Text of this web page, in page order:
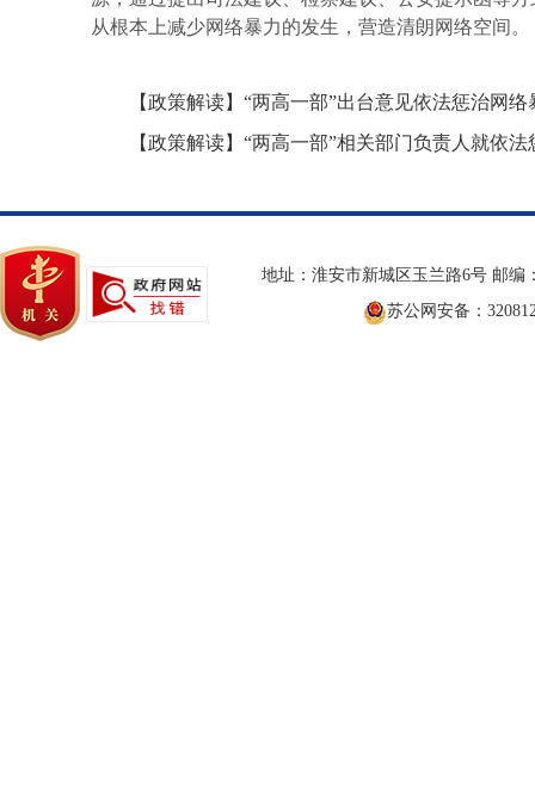
从根本上减少网络暴力的发生，营造清朗网络空间。
【政策解读】“两高一部”出台意见依法惩治网
【政策解读】“两高一部”相关部门负责人就依
地址：淮安市新城区玉兰路6号 邮编
苏公网安备：